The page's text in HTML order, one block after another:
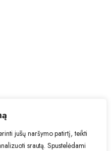
jūsų naršymo patirtį, teikti
srautą. Spustelėdami